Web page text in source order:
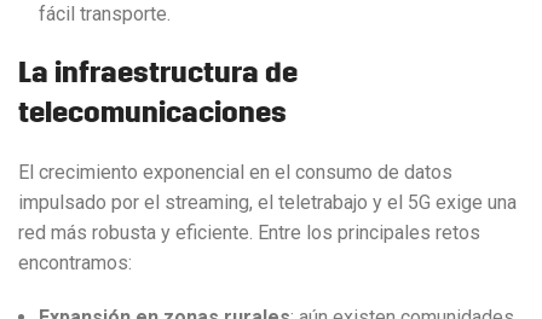
fácil transporte.
La infraestructura de
telecomunicaciones
El crecimiento exponencial en el consumo de datos
impulsado por el streaming, el teletrabajo y el 5G exige una
red más robusta y eficiente. Entre los principales retos
encontramos: